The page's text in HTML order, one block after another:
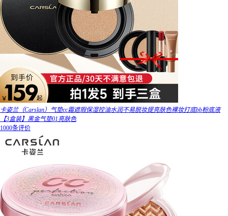
卡姿兰（Carslan）气垫cc霜遮瑕保湿控油水润不易脱妆提亮肤色裸妆打底bb粉底液
【3盒装】黑金气垫01亮肤色
1000条评价